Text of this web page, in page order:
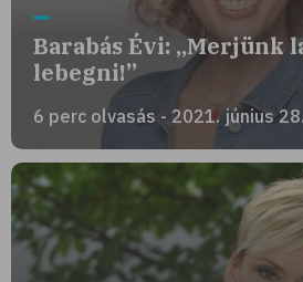
Barabás Évi: „Merjünk
lebegni!”
6 perc olvasás - 2021. június 28.